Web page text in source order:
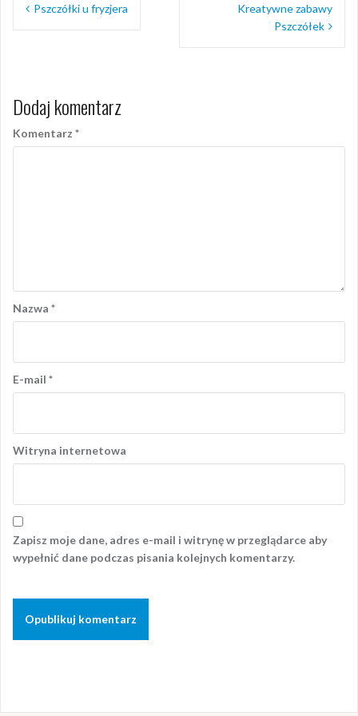
Pszczółki u fryzjera
Kreatywne zabawy
Pszczółek
Dodaj komentarz
Komentarz *
Nazwa *
E-mail *
Witryna internetowa
Zapisz moje dane, adres e-mail i witrynę w przeglądarce aby
wypełnić dane podczas pisania kolejnych komentarzy.